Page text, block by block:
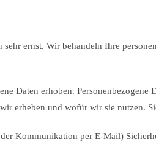
ernst. Wir behandeln Ihre
Daten erhoben.
erheben und wofür wir sie nutzen.
Kommunikation per E-Mail)